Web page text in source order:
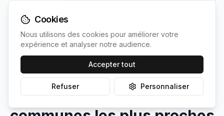
Comparaison avec les
Cookies
Nous utilisons des cookies pour améliorer votre
expérience et analyser notre audience.
Accepter tout
Refuser Personnaliser